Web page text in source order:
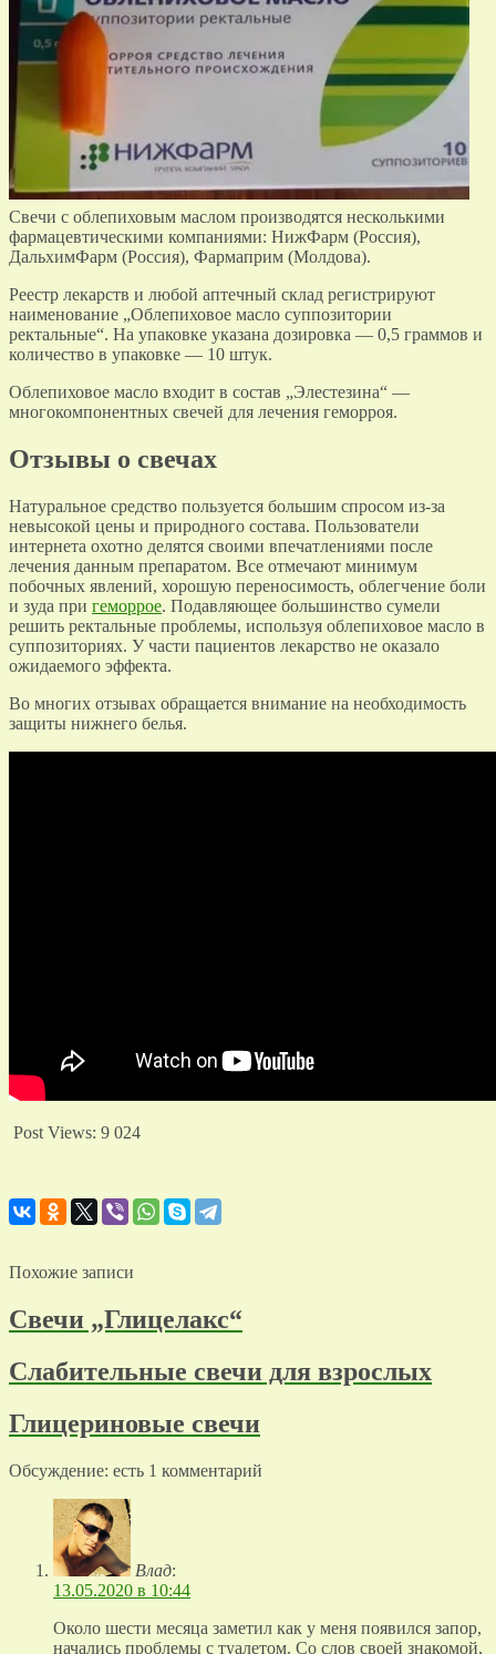
Свечи с облепиховым маслом производятся несколькими
фармацевтическими компаниями: НижФарм (Россия),
ДальхимФарм (Россия), Фармаприм (Молдова).
Реестр лекарств и любой аптечный склад регистрируют
наименование „Облепиховое масло суппозитории
ректальные“. На упаковке указана дозировка — 0,5 граммов и
количество в упаковке — 10 штук.
Облепиховое масло входит в состав „Элестезина“ —
многокомпонентных свечей для лечения геморроя.
Отзывы о свечах
Натуральное средство пользуется большим спросом из-за
невысокой цены и природного состава. Пользователи
интернета охотно делятся своими впечатлениями после
лечения данным препаратом. Все отмечают минимум
побочных явлений, хорошую переносимость, облегчение боли
и зуда при геморрое. Подавляющее большинство сумели
решить ректальные проблемы, используя облепиховое масло в
суппозиториях. У части пациентов лекарство не оказало
ожидаемого эффекта.
Во многих отзывах обращается внимание на необходимость
защиты нижнего белья.
Post Views: 9 024
Похожие записи
Свечи „Глицелакс“
Слабительные свечи для взрослых
Глицериновые свечи
Обсуждение: есть 1 комментарий
Влад:
13.05.2020 в 10:44
Около шести месяца заметил как у меня появился запор,
начались проблемы с туалетом. Со слов своей знакомой,